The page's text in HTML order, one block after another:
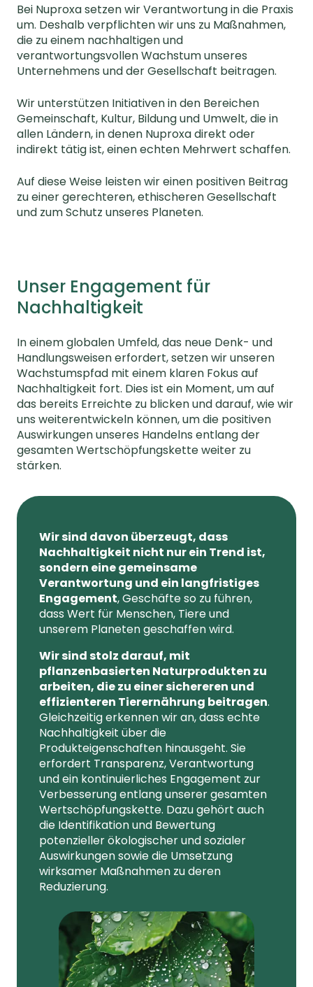
Bei Nuproxa setzen wir Verantwortung in die Praxis
um. Deshalb verpflichten wir uns zu Maßnahmen,
die zu einem nachhaltigen und
verantwortungsvollen Wachstum unseres
Unternehmens und der Gesellschaft beitragen.
Wir unterstützen Initiativen in den Bereichen
Gemeinschaft, Kultur, Bildung und Umwelt, die in
allen Ländern, in denen Nuproxa direkt oder
indirekt tätig ist, einen echten Mehrwert schaffen.
Auf diese Weise leisten wir einen positiven Beitrag
zu einer gerechteren, ethischeren Gesellschaft
und zum Schutz unseres Planeten.
Unser Engagement für
Nachhaltigkeit
In einem globalen Umfeld, das neue Denk- und
Handlungsweisen erfordert, setzen wir unseren
Wachstumspfad mit einem klaren Fokus auf
Nachhaltigkeit fort. Dies ist ein Moment, um auf
das bereits Erreichte zu blicken und darauf, wie wir
uns weiterentwickeln können, um die positiven
Auswirkungen unseres Handelns entlang der
gesamten Wertschöpfungskette weiter zu
stärken.
Wir sind davon überzeugt, dass
Nachhaltigkeit nicht nur ein Trend ist,
sondern eine gemeinsame
Verantwortung und ein langfristiges
Engagement, Geschäfte so zu führen,
dass Wert für Menschen, Tiere und
unserem Planeten geschaffen wird.
Wir sind stolz darauf, mit
pflanzenbasierten Naturprodukten zu
arbeiten, die zu einer sichereren und
effizienteren Tierernährung beitragen.
Gleichzeitig erkennen wir an, dass echte
Nachhaltigkeit über die
Produkteigenschaften hinausgeht. Sie
erfordert Transparenz, Verantwortung
und ein kontinuierliches Engagement zur
Verbesserung entlang unserer gesamten
Wertschöpfungskette. Dazu gehört auch
die Identifikation und Bewertung
potenzieller ökologischer und sozialer
Auswirkungen sowie die Umsetzung
wirksamer Maßnahmen zu deren
Reduzierung.